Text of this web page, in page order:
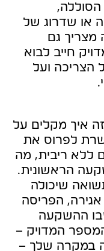
או שדרוג של
גם
חייב לבוא
ועל
איך מקלים על
לפרוס את
שווים ללא ריבית, מה
הראשונית.
שיכולה
עם אגירה, הפריסה
ההשקעה
המדויק –
במקרה שלך –